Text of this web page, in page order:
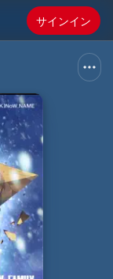
サインイン